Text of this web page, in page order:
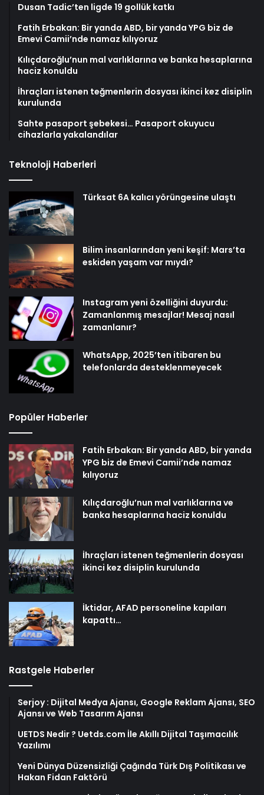
Dusan Tadic’ten ligde 19 gollük katkı
Fatih Erbakan: Bir yanda ABD, bir yanda YPG biz de
Emevi Camii’nde namaz kılıyoruz
Kılıçdaroğlu’nun mal varlıklarına ve banka hesaplarına
haciz konuldu
İhraçları istenen teğmenlerin dosyası ikinci kez disiplin
kurulunda
Sahte pasaport şebekesi… Pasaport okuyucu
cihazlarla yakalandılar
Teknoloji Haberleri
Türksat 6A kalıcı yörüngesine ulaştı
Bilim insanlarından yeni keşif: Mars’ta
eskiden yaşam var mıydı?
Instagram yeni özelliğini duyurdu:
Zamanlanmış mesajlar! Mesaj nasıl
zamanlanır?
WhatsApp, 2025’ten itibaren bu
telefonlarda desteklenmeyecek
Popüler Haberler
Fatih Erbakan: Bir yanda ABD, bir yanda
YPG biz de Emevi Camii’nde namaz
kılıyoruz
Kılıçdaroğlu’nun mal varlıklarına ve
banka hesaplarına haciz konuldu
İhraçları istenen teğmenlerin dosyası
ikinci kez disiplin kurulunda
İktidar, AFAD personeline kapıları
kapattı…
Rastgele Haberler
Serjoy : Dijital Medya Ajansı, Google Reklam Ajansı, SEO
Ajansı ve Web Tasarım Ajansı
UETDS Nedir ? Uetds.com İle Akıllı Dijital Taşımacılık
Yazılımı
Yeni Dünya Düzensizliği Çağında Türk Dış Politikası ve
Hakan Fidan Faktörü